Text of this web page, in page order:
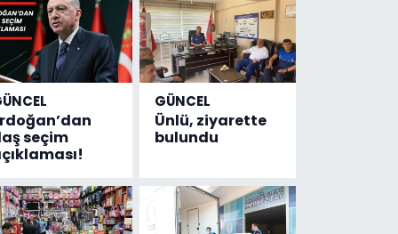
seçim
GÜNCEL
Ünlü, ziyarette
bulundu